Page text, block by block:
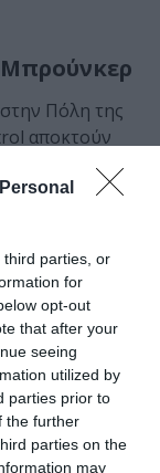
third parties, or
for
opt-out
that after your
seeing
utilized by
parties prior to
the further
parties on the
may
Μπρούνκερ
Πόλη της
αποκτούν
οι νέες
Αλλά τα
το
μία τρελή
και για τους
να
πρέπει να
πολύ αργά
μικρό κουτάβι